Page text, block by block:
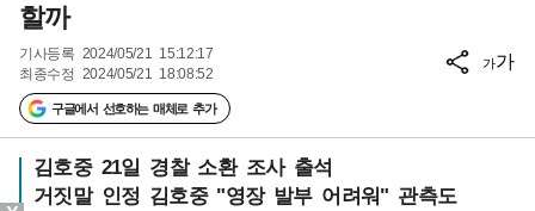
할까
기사등록 2024/05/21 15:12:17
최종수정 2024/05/21 18:08:52
구글에서 선호하는 매체로 추가
가가
김호중 21일 경찰 소환 조사 출석
거짓말 인정 김호중 "영장 발부 어려워" 관측도